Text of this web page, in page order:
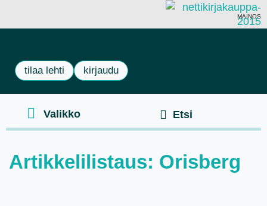
MAINOS
tilaa lehti kirjaudu
Artikkelilistaus: Orisberg